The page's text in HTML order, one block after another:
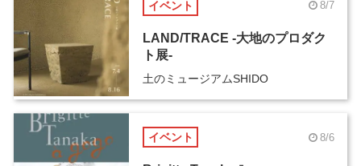
イベント 8/7
LAND/TRACE -大地のプロダク
ト展-
土のミュージアムSHIDO
イベント 8/6